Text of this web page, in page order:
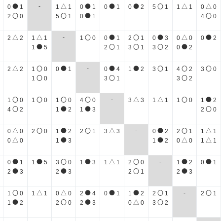
0 ● 1
2 〇 0
- 1 △ 1
5 〇 1
0 ● 1
0 ● 1
0 ● 1 0 ● 2 5 〇 1 1 △ 1 0 △ 0
4 〇 0
2 △ 2 1 △ 1
1 ● 5
- 1 〇 0 0 ● 1
2 〇 1
2 〇 1
3 〇 1
0 ● 3
3 〇 2
0 △ 0
0 ● 2
0 ● 2
2 △ 2 1 〇 0
1 〇 0
0 ● 1 - 0 ● 4
3 〇 1
1 ● 2 3 〇 1 4 〇 2
3 〇 2
3 〇 0
1 〇 0
4 〇 2
1 〇 0 1 〇 0
1 ● 2
4 〇 0
1 ● 3
- 3 △ 3 1 △ 1 1 〇 0 1 ● 2
2 〇 0
0 △ 0
0 △ 0
2 〇 0 1 ● 2
1 ● 3
2 〇 1 3 △ 3 - 0 ● 2
1 ● 2
2 〇 1
0 △ 0
1 △ 1
1 △ 1
0 ● 1
2 ● 3
1 ● 5 3 〇 0
2 ● 3
1 ● 3 1 △ 1 2 〇 0
2 〇 1
- 1 ● 2
2 ● 3
0 ● 1
1 〇 0
1 ● 2
1 △ 1 0 △ 0
2 〇 0
2 ● 4
2 ● 3
0 ● 1 1 ● 2
0 △ 0
2 〇 1
3 〇 2
- 2 〇 1